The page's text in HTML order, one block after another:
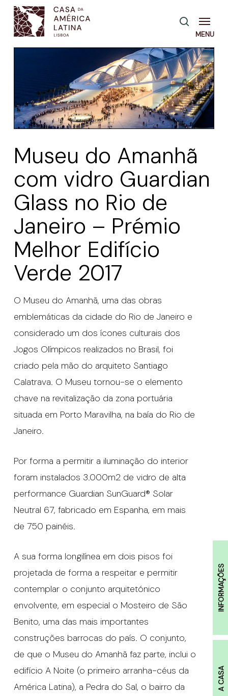
Skip
main
INFORMAÇÕES
A CASA
pesquisa
Menu
Museu do Amanhã
com vidro Guardian
Glass no Rio de
Janeiro – Prémio
Melhor Edifício
Verde 2017
O Museu do Amanhã, uma das obras
emblemáticas da cidade do Rio de Janeiro e
considerado um dos ícones culturais dos
Jogos Olímpicos realizados no Brasil, foi
criado pela mão do arquiteto Santiago
Calatrava. O Museu tornou-se o elemento
chave na revitalização da zona portuária
situada em Porto Maravilha, na baía do Rio de
Janeiro.
Por forma a permitir a iluminação do interior
foram instalados 3.000m2 de vidro de alta
performance Guardian SunGuard® Solar
Neutral 67, fabricado em Espanha, em mais
de 750 painéis.
A sua forma longilínea em dois pisos foi
projetada de forma a respeitar e permitir
contemplar o conjunto arquitetónico
envolvente, em especial o Mosteiro de São
Benito, uma das mais importantes
construções barrocas do país. O conjunto,
de que o Museu do Amanhã faz parte, inclui o
edifício A Noite (o primeiro arranha-céus da
América Latina), a Pedra do Sal, o bairro da